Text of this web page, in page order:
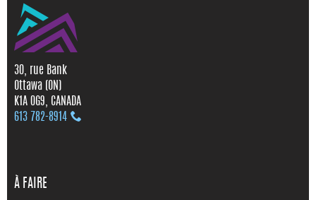
30, rue Bank
Ottawa (ON)
K1A 0G9, CANADA
613 782‑8914
À FAIRE